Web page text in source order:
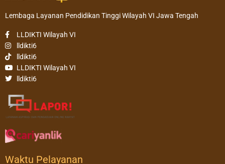
Lembaga Layanan Pendidikan Tinggi Wilayah VI Jawa Tengah
LLDIKTI Wilayah VI
lldikti6
lldikti6
LLDIKTI Wilayah VI
lldikti6
Waktu Pelayanan